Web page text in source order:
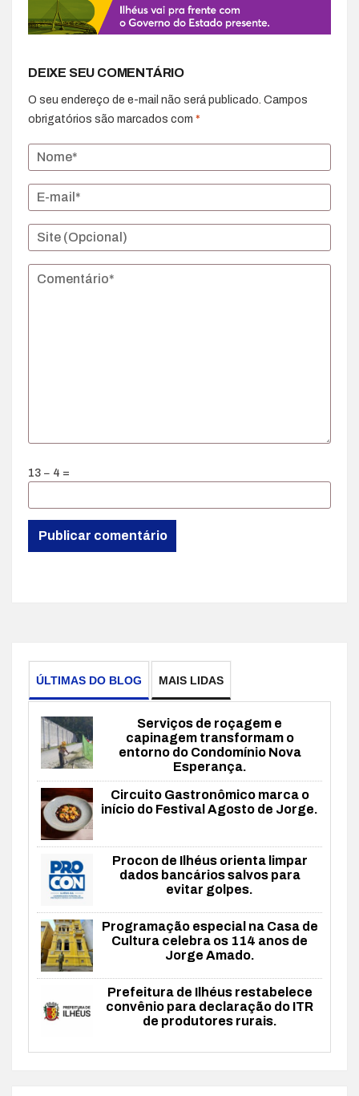
DEIXE SEU COMENTÁRIO
O seu endereço de e-mail não será publicado. Campos
obrigatórios são marcados com *
13 − 4 =
ÚLTIMAS DO BLOG MAIS LIDAS
Serviços de roçagem e
capinagem transformam o
entorno do Condomínio Nova
Esperança.
Circuito Gastronômico marca o
início do Festival Agosto de Jorge.
Procon de Ilhéus orienta limpar
dados bancários salvos para
evitar golpes.
Programação especial na Casa de
Cultura celebra os 114 anos de
Jorge Amado.
Prefeitura de Ilhéus restabelece
convênio para declaração do ITR
de produtores rurais.